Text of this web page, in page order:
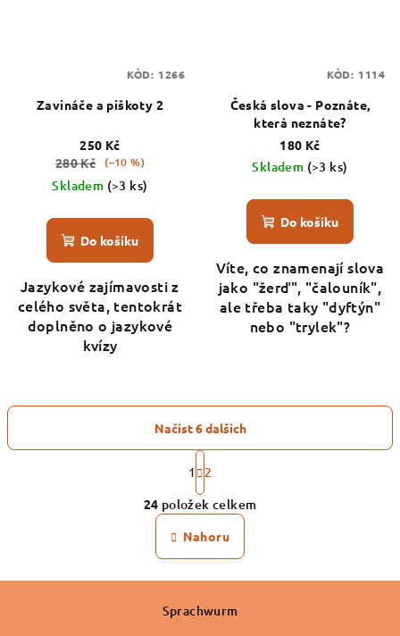
Zavináče a piškoty 2
250 Kč
280 Kč
(–10 %)
Skladem (>3 ks)
Do košíku
Jazykové zajímavosti z
celého světa, tentokrát
doplněno o jazykové
kvízy
KÓD: 1266
Česká slova - Poznáte,
která neznáte?
180 Kč
Skladem (>3 ks)
Do košíku
Víte, co znamenají slova
jako "žerď", "čalouník",
ale třeba taky "dyftýn"
nebo "trylek"?
KÓD: 1114
O
v
l
á
c
Načíst 6 dalších
S
t
r
á
n
k
o
v
n
1 2
24 položek celkem
Nahoru
Sprachwurm